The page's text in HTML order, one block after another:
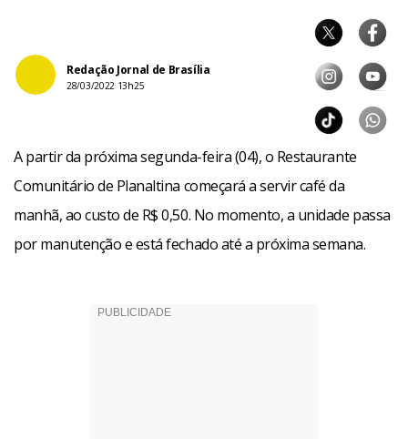
Redação Jornal de Brasília
28/03/2022 13h25
A partir da próxima segunda-feira (04), o Restaurante
Comunitário de Planaltina começará a servir café da
manhã, ao custo de R$ 0,50. No momento, a unidade passa
por manutenção e está fechado até a próxima semana.